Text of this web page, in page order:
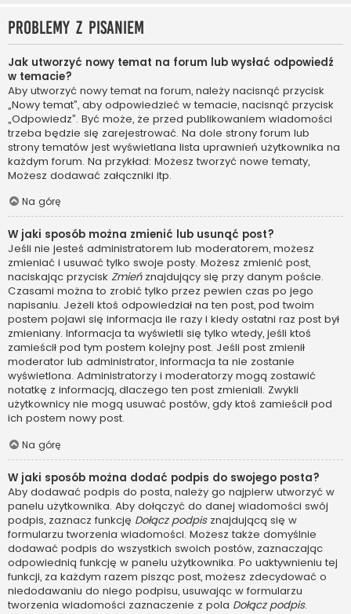
Problemy z pisaniem
Jak utworzyć nowy temat na forum lub wysłać odpowiedź
w temacie?
Aby utworzyć nowy temat na forum, należy nacisnąć przycisk
„Nowy temat”, aby odpowiedzieć w temacie, nacisnąć przycisk
„Odpowiedz”. Być może, że przed publikowaniem wiadomości
trzeba będzie się zarejestrować. Na dole strony forum lub
strony tematów jest wyświetlana lista uprawnień użytkownika na
każdym forum. Na przykład: Możesz tworzyć nowe tematy,
Możesz dodawać załączniki itp.
Na górę
W jaki sposób można zmienić lub usunąć post?
Jeśli nie jesteś administratorem lub moderatorem, możesz
zmieniać i usuwać tylko swoje posty. Możesz zmienić post,
naciskając przycisk Zmieńznajdujący się przy danym poście.
Czasami można to zrobić tylko przez pewien czas po jego
napisaniu. Jeżeli ktoś odpowiedział na ten post, pod twoim
postem pojawi się informacja ile razy i kiedy ostatni raz post był
zmieniany. Informacja ta wyświetli się tylko wtedy, jeśli ktoś
zamieścił pod tym postem kolejny post. Jeśli post zmienił
moderator lub administrator, informacja ta nie zostanie
wyświetlona. Administratorzy i moderatorzy mogą zostawić
notatkę z informacją, dlaczego ten post zmieniali. Zwykli
użytkownicy nie mogą usuwać postów, gdy ktoś zamieścił pod
ich postem nowy post.
Na górę
W jaki sposób można dodać podpis do swojego posta?
Aby dodawać podpis do posta, należy go najpierw utworzyć w
panelu użytkownika. Aby dołączyć do danej wiadomości swój
podpis, zaznacz funkcję Dołącz podpisznajdującą się w
formularzu tworzenia wiadomości. Możesz także domyślnie
dodawać podpis do wszystkich swoich postów, zaznaczając
odpowiednią funkcję w panelu użytkownika. Po uaktywnieniu tej
funkcji, za każdym razem pisząc post, możesz zdecydować o
niedodawaniu do niego podpisu, usuwając w formularzu
tworzenia wiadomości zaznaczenie z pola Dołącz podpis.